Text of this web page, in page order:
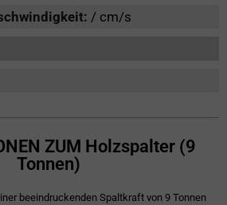
/ cm/s
ZUM Holzspalter (9
Tonnen)
beeindruckenden Spaltkraft von 9 Tonnen